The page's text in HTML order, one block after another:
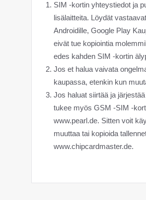
SIM -kortin yhteystiedot ja
lisälaitteita. Löydät
Androidille, Google Play
eivät tue kopiointia
edes kahden SIM -kortin
Jos et halua vaivata
kaupassa, etenkin kun
Jos haluat siirtää ja
tukee myös GSM -SIM -
www.pearl.de. Sitten voit
muuttaa tai kopioida
www.chipcardmaster.de.